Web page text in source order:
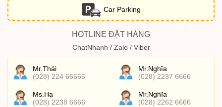
Car Parking
HOTLINE ĐẶT HÀNG
ChatNhanh / Zalo / Viber
Mr.Thái
(028) 224 66666
Mr.Nghĩa
(028) 2237 6666
Ms.Hạ
(028) 2238 6666
Mr.Nghĩa
(028) 2262 6666